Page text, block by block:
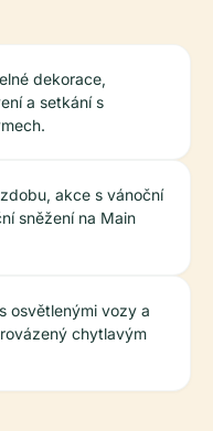
dekorace,
a setkání s
akce s vánoční
sněžení na Main
osvětlenými vozy a
chytlavým